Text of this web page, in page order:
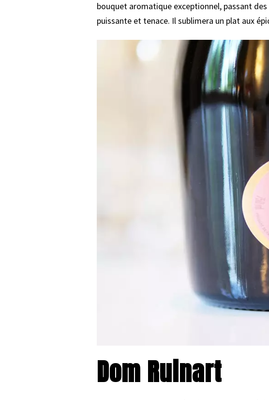
bouquet aromatique exceptionnel, passant
puissante et tenace. Il sublimera un plat aux
Dom Ruinart